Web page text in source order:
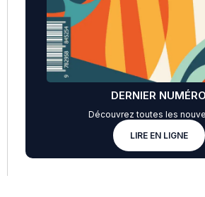
DERNIER NUMÉRO
Découvrez toutes les
LIRE EN LIGNE